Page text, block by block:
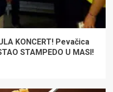
KONCERT! Pevačica
STAMPEDO U MASI!